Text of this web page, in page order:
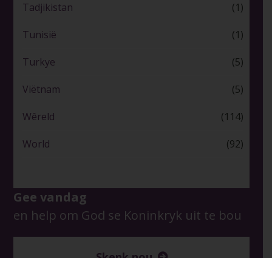
Tadjikistan (1)
Tunisië (1)
Turkye (5)
Viëtnam (5)
Wêreld (114)
World (92)
Gee vandag
en help om God se Koninkryk uit te bou